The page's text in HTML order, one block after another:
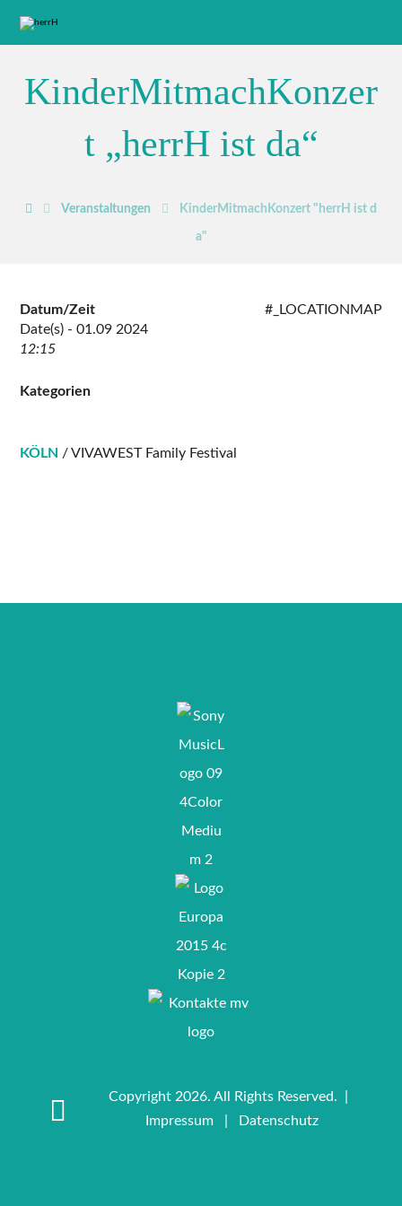
KinderMitmachKonzer
t „herrH ist da“
Veranstaltungen KinderMitmachKonzert "herrH ist d
a"
#_LOCATIONMAP
Datum/Zeit
Date(s) - 01.09 2024
12:15
Kategorien
KÖLN / VIVAWEST Family Festival
Copyright 2026. All Rights Reserved. |
Impressum| Datenschutz